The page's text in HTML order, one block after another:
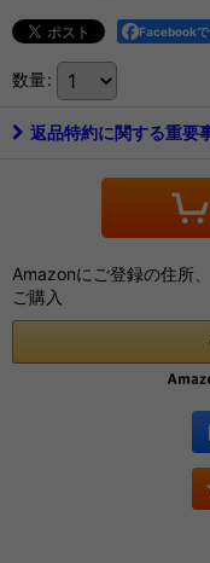
Facebookで
数量:
返品特約に関する重要
Amazonにご登録の住所
ご購入